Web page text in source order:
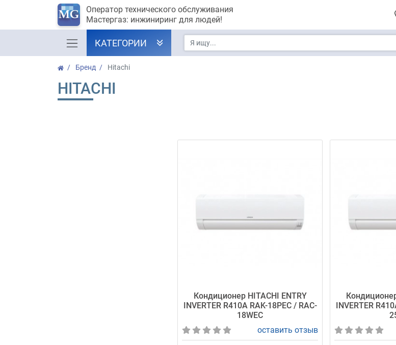
Оператор технического обслуживания
Мастергаз: инжиниринг для людей!
КАТЕГОРИИ
Бренд Hitachi
HITACHI
Кондиционер HITACHI ENTRY
INVERTER R410A RAK-18PEC / RAC-
18WEC
оставить отзыв
INVERTER